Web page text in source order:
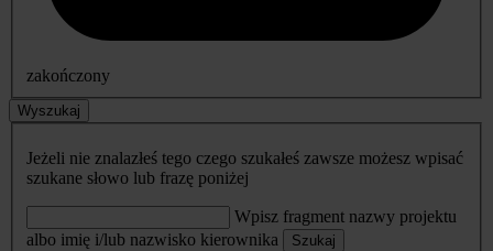
zakończony
Wyszukaj
Jeżeli nie znalazłeś tego czego szukałeś zawsze możesz wpisać
szukane słowo lub frazę poniżej
Wpisz fragment nazwy projektu
albo imię i/lub nazwisko kierownika
Szukaj